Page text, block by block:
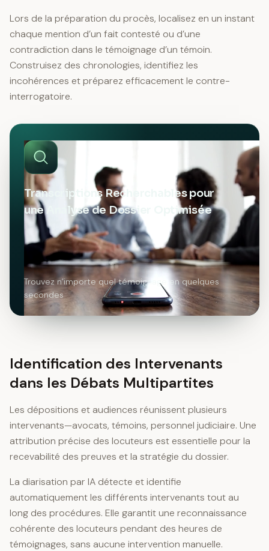
Lors de la préparation du procès, localisez en un instant
chaque mention d’un fait contesté ou d’une
contradiction dans le témoignage d’un témoin.
Construisez des chronologies, identifiez les
incohérences et préparez efficacement le contre-
interrogatoire.
Transcriptions Recherchables pour
une Analyse de Dossier Optimisée
Trouvez n’importe quel témoignage en quelques
secondes
Identification des Intervenants
dans les Débats Multipartites
Les dépositions et audiences réunissent plusieurs
intervenants—avocats, témoins, personnel judiciaire. Une
attribution précise des locuteurs est essentielle pour la
recevabilité des preuves et la stratégie du dossier.
La diarisation par IA détecte et identifie
automatiquement les différents intervenants tout au
long des procédures. Elle garantit une reconnaissance
cohérente des locuteurs pendant des heures de
témoignages, sans aucune intervention manuelle.